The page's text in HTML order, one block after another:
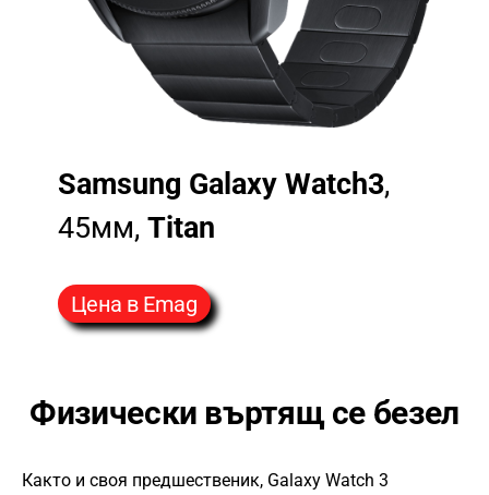
Samsung Galaxy Watch3,
45мм, Titan
Цена в Emag
Физически въртящ се безел
Както и своя предшественик, Galaxy Watch 3